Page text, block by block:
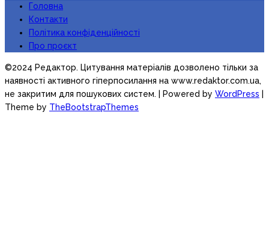
Головна
Контакти
Політика конфіденційності
Про проєкт
©2024 Редактор. Цитування матеріалів дозволено тільки за
наявності активного гіперпосилання на www.redaktor.com.ua,
не закритим для пошукових систем. | Powered by WordPress
Theme by TheBootstrapThemes